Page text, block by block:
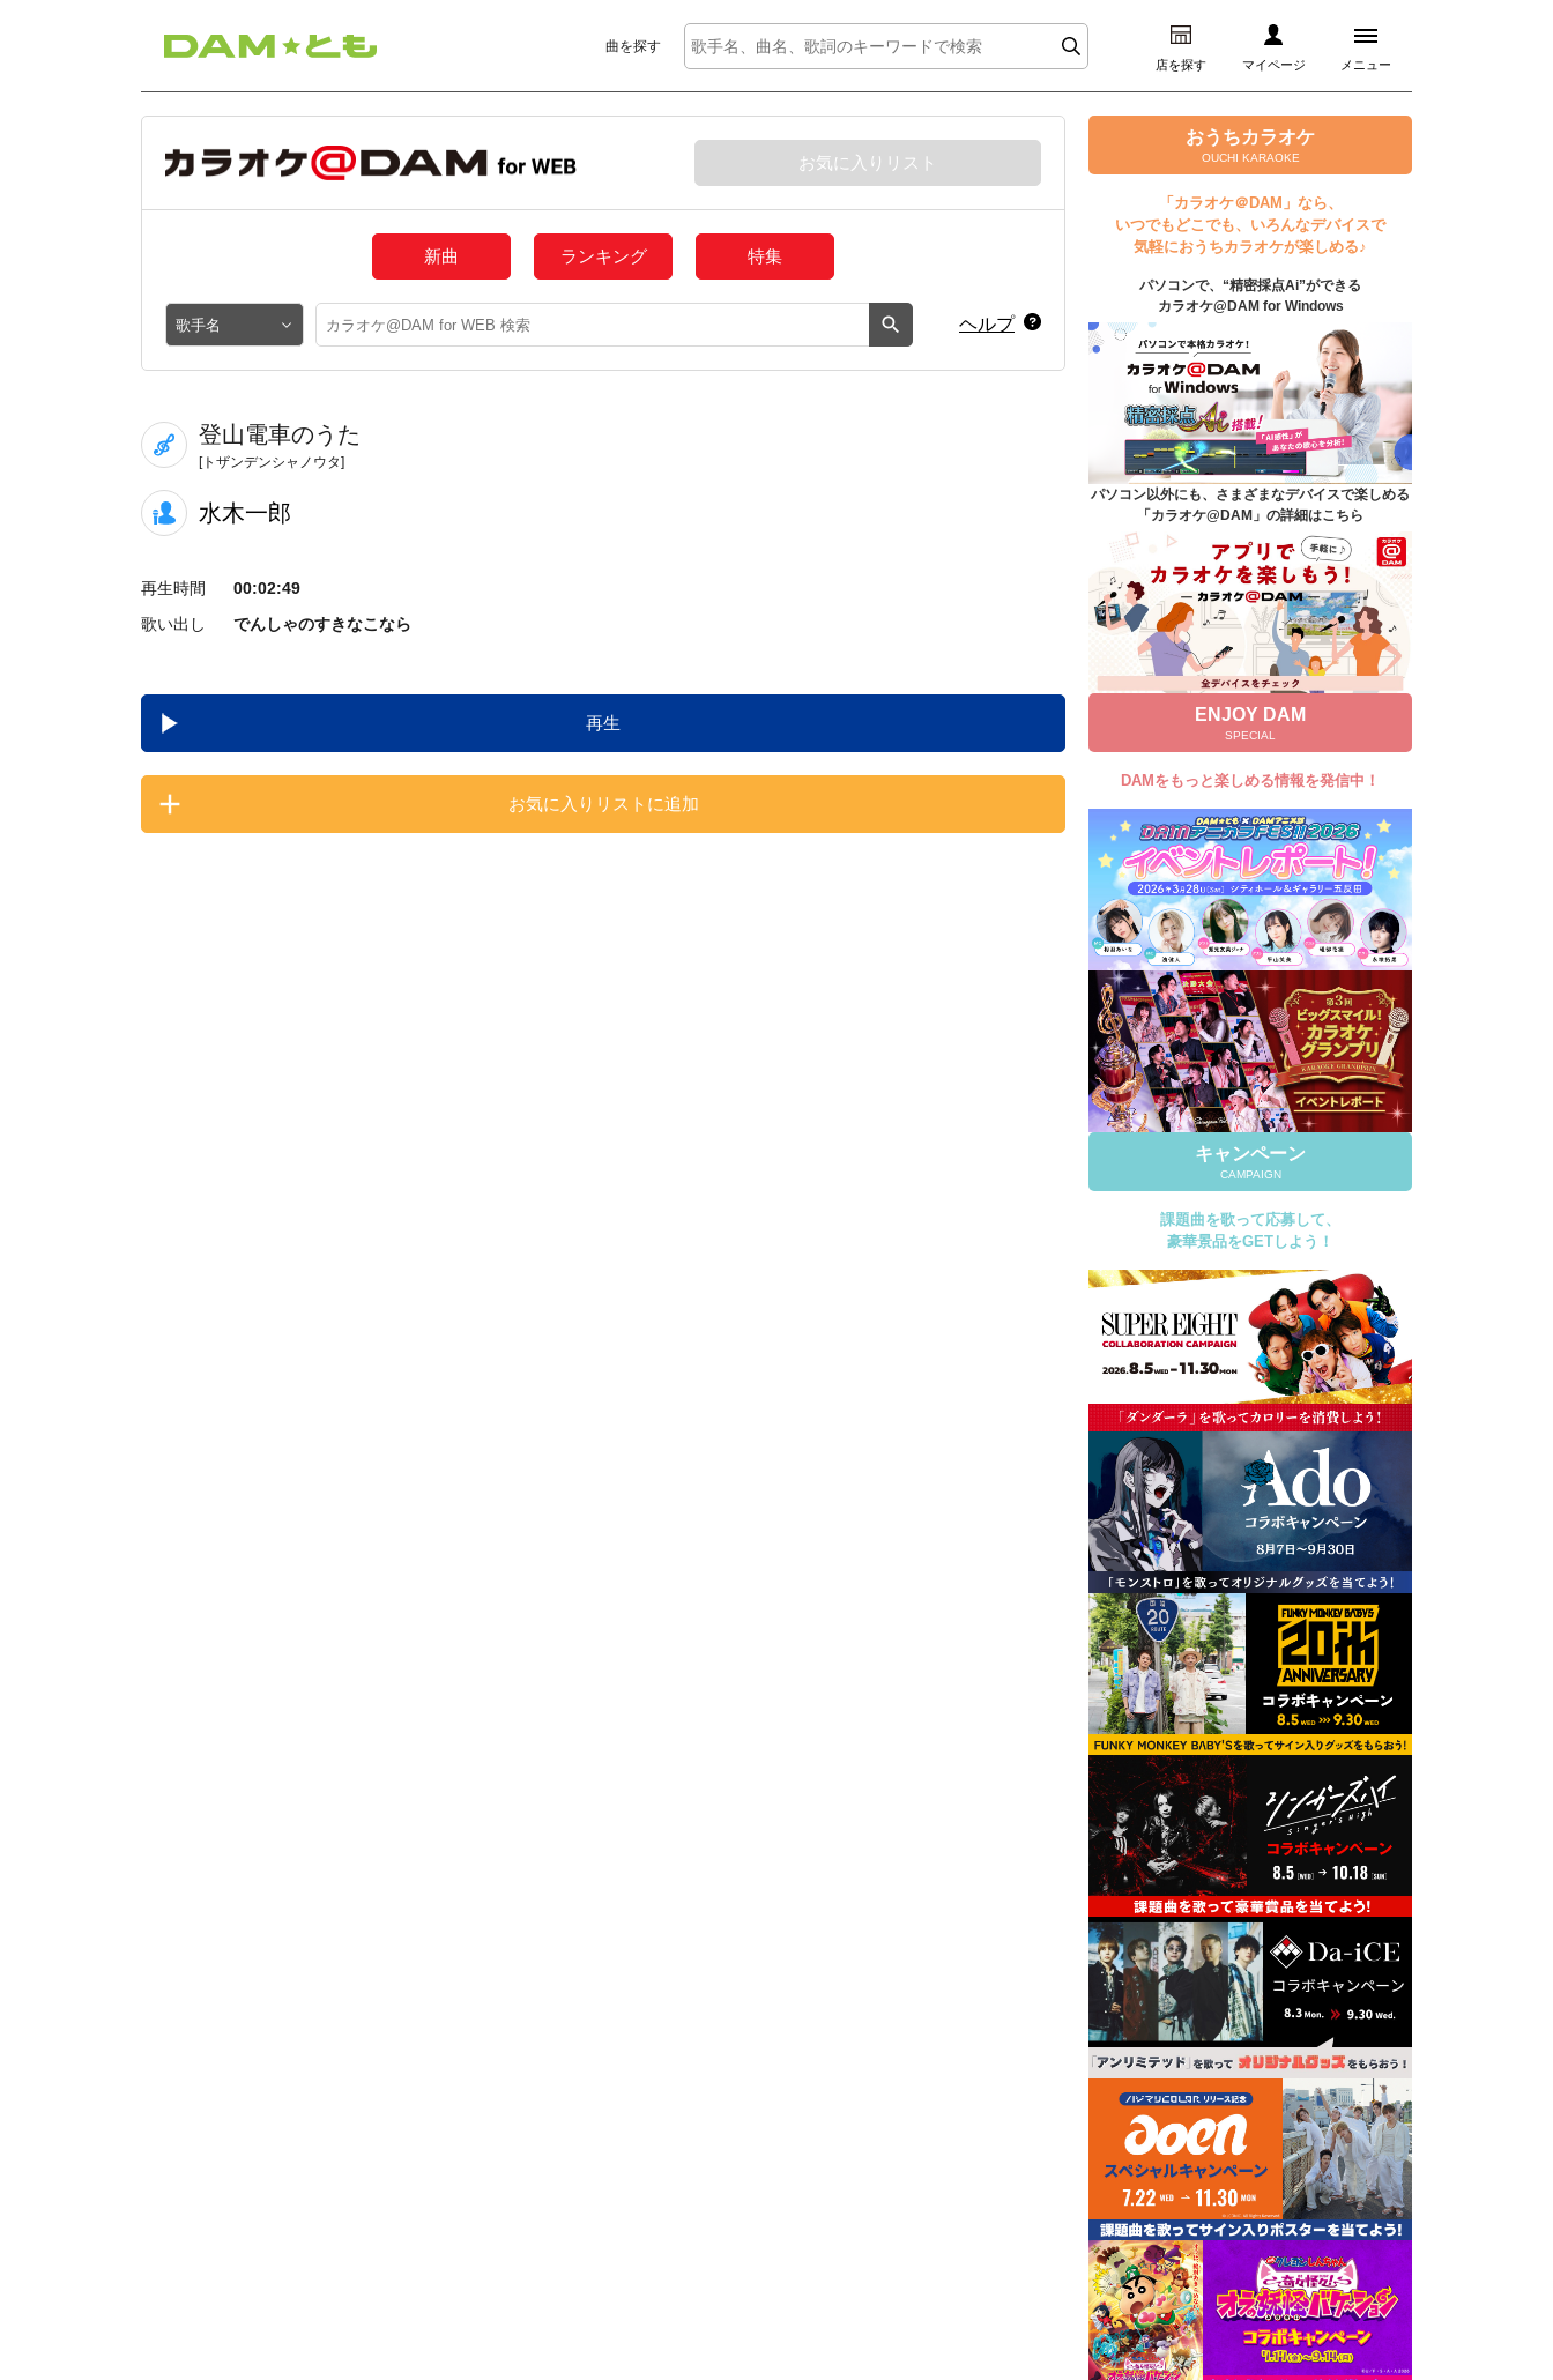
曲を探す
店を探す マイページ メニュー
ログイン
マイページ
プレミアムサービス
DAM★とも動画
DAM★とも録音
カラオケ＠DAM
ユーザー検索
キャンペーン
よくあるご質問
DAMの新曲・ランキングなど
カラオケ最新情報をチェック！
自宅でカラオケ歌い放題！
家族や友達と一緒に！練習にも！
お気に入りリスト
新曲 ランキング 特集
ヘルプ
登山電車のうた
[トザンデンシャノウタ]
水木一郎
再生時間
00:02:49
歌い出し
でんしゃのすきなこなら
再生
お気に入りリストに追加
おうちカラオケ
OUCHI KARAOKE
「カラオケ＠DAM」なら、
いつでもどこでも、いろんなデバイスで
気軽におうちカラオケが楽しめる♪
パソコンで、“精密採点Ai”ができる
カラオケ@DAM for Windows
パソコン以外にも、さまざまなデバイスで楽しめる
「カラオケ@DAM」の詳細はこちら
ENJOY DAM
SPECIAL
DAMをもっと楽しめる情報を発信中！
キャンペーン
CAMPAIGN
課題曲を歌って応募して、
豪華景品をGETしよう！